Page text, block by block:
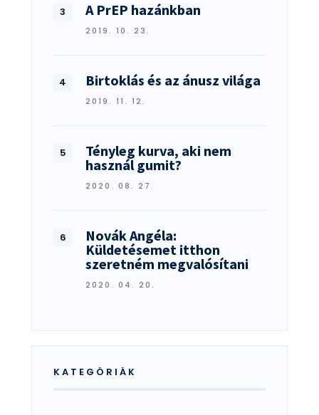
A PrEP hazánkban
2019. 10. 23.
Birtoklás és az ánusz világa
2019. 11. 12.
Tényleg kurva, aki nem
használ gumit?
2020. 08. 27.
Novák Angéla:
Küldetésemet itthon
szeretném megvalósítani
2020. 04. 20.
KATEGÓRIÁK